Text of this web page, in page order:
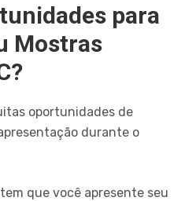
para
Mostras
oportunidades de
durante o
que você apresente seu